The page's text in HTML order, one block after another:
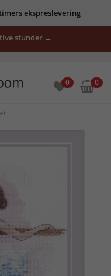
ekspreslevering
stunder →
0 0